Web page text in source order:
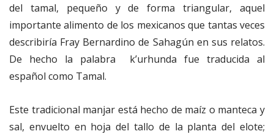
del tamal, pequeño y de forma triangular, aquel
importante alimento de los mexicanos que tantas veces
describiría Fray Bernardino de Sahagún en sus relatos.
De hecho la palabra k’urhunda fue traducida al
español como Tamal.
Este tradicional manjar está hecho de maíz o manteca y
sal, envuelto en hoja del tallo de la planta del elote;